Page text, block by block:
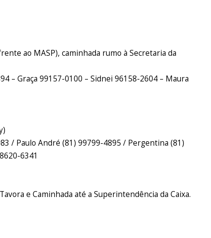
ao MASP), caminhada rumo à Secretaria da
– Graça 99157-0100 – Sidnei 96158-2604 – Maura
/ Paulo André (81) 99799-4895 / Pergentina (81)
6341
e Caminhada até a Superintendência da Caixa.